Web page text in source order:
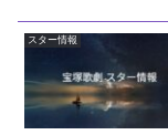
スター情報